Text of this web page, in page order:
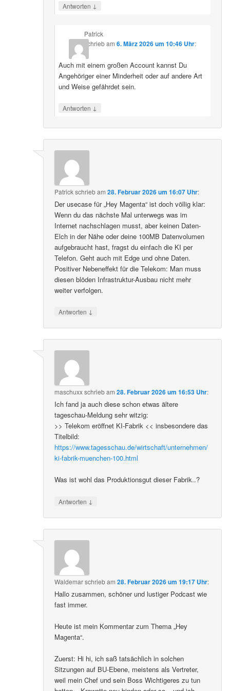
Antworten ↓
Patrick
schriebam 6. März 2026 um 10:46 Uhr:
Auch mit einem großen Account kannst Du
Angehöriger einer Minderheit oder auf andere Art
und Weise gefährdet sein.
Antworten ↓
Patrickschriebam28. Februar 2026 um 16:07 Uhr:
Der usecase für „Hey Magenta“ ist doch völlig klar:
Wenn du das nächste Mal unterwegs was im
Internet nachschlagen musst, aber keinen Daten-
Elch in der Nähe oder deine 100MB Datenvolumen
aufgebraucht hast, fragst du einfach die KI per
Telefon. Geht auch mit Edge und ohne Daten.
Positiver Nebeneffekt für die Telekom: Man muss
diesen blöden Infrastruktur-Ausbau nicht mehr
weiter verfolgen.
Antworten ↓
maschuxxschriebam28. Februar 2026 um 16:53 Uhr:
Ich fand ja auch diese schon etwas ältere
tageschau-Meldung sehr witzig:
>> Telekom eröffnet KI-Fabrik << insbesondere das
Titelbild:
https://www.tagesschau.de/wirtschaft/unternehmen/
ki-fabrik-muenchen-100.html
Was ist wohl das Produktionsgut dieser Fabrik..?
Antworten ↓
Waldemarschriebam28. Februar 2026 um 19:17 Uhr:
Hallo zusammen, schöner und lustiger Podcast wie
fast immer.
Heute ist mein Kommentar zum Thema „Hey
Magenta“.
Zuerst: Hi hi, ich saß tatsächlich in solchen
Sitzungen auf BU-Ebene, meistens als Vertreter,
weil mein Chef und sein Boss Wichtigeres zu tun